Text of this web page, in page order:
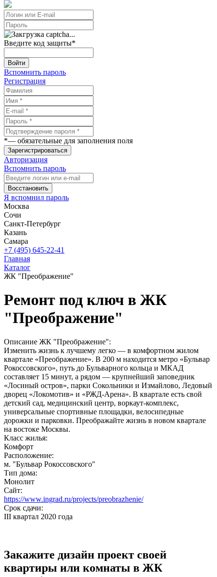
Введите код защиты*
Войти
Вспомнить пароль
Регистрация
*— обязательные для заполнения поля
Зарегистрироваться
Авторизация
Вспомнить пароль
Восстановить
Я вспомнил пароль
Москва
Сочи
Санкт-Петербург
Казань
Самара
+7 (495) 645-22-41
Главная
Каталог
ЖК "Преображение"
Ремонт под ключ в ЖК
"Преображение"
Описание ЖК "Преображение":
Изменить жизнь к лучшему легко — в комфортном жилом
квартале «Преображение». В 200 м находится метро «Бульвар
Рокоссовского», путь до Бульварного кольца и МКАД
составляет 15 минут, а рядом — крупнейший заповедник
«Лосиный остров», парки Сокольники и Измайлово, Ледовый
дворец «Локомотив» и «РЖД-Арена». В квартале есть свой
детский сад, медицинский центр, воркаут-комплекс,
универсальные спортивные площадки, велосипедные
дорожки и парковки. Преображайте жизнь в новом квартале
на востоке Москвы.
Класс жилья:
Комфорт
Расположение:
м. "Бульвар Рокоссовского"
Тип дома:
Монолит
Сайт:
https://www.ingrad.ru/projects/preobrazhenie/
Срок сдачи:
III квартал 2020 года
Закажите дизайн проект своей
квартиры или комнаты в ЖК